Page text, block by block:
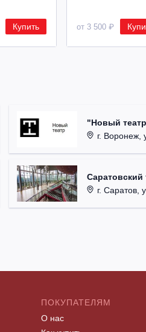
Купить от 3 500 ₽
"Новый
г. Воронеж,
г. Саратов,
ПОКУПАТЕЛЯМ
О нас